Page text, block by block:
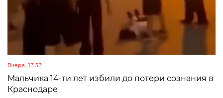
Вчера, 13:53
Мальчика 14-ти лет избили до потери сознания в
Краснодаре